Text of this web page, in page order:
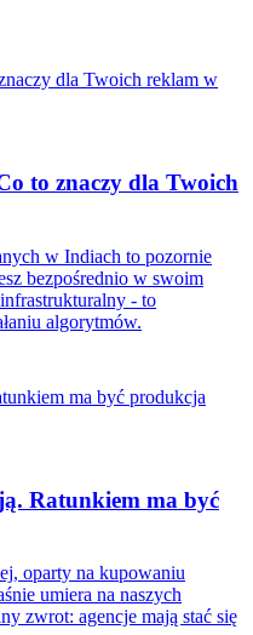
to znaczy dla Twoich
w Indiach to pozornie
bezpośrednio w swoim
- to
algorytmów.
Ratunkiem ma być
oparty na kupowaniu
umiera na naszych
zwrot: agencje mają stać się